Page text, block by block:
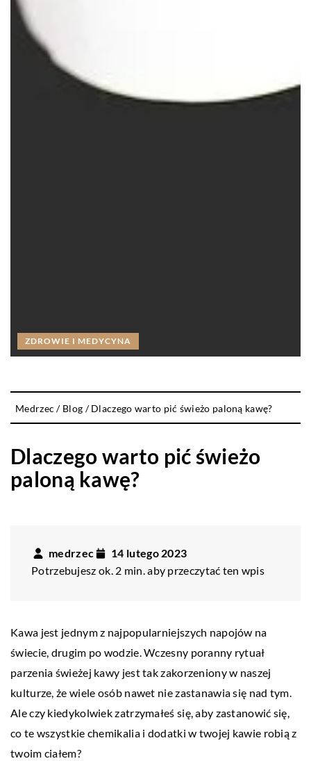
ZDROWIE I MEDYCYNA
Medrzec / Blog /Dlaczego warto pić świeżo paloną kawę?
Dlaczego warto pić świeżo
paloną kawę?
medrzec
14 lutego 2023
Potrzebujesz ok. 2 min. aby przeczytać ten wpis
Kawa jest jednym z najpopularniejszych napojów na
świecie, drugim po wodzie. Wczesny poranny rytuał
parzenia świeżej kawy jest tak zakorzeniony w naszej
kulturze, że wiele osób nawet nie zastanawia się nad tym.
Ale czy kiedykolwiek zatrzymałeś się, aby zastanowić się,
co te wszystkie chemikalia i dodatki w twojej kawie robią z
twoim ciałem?